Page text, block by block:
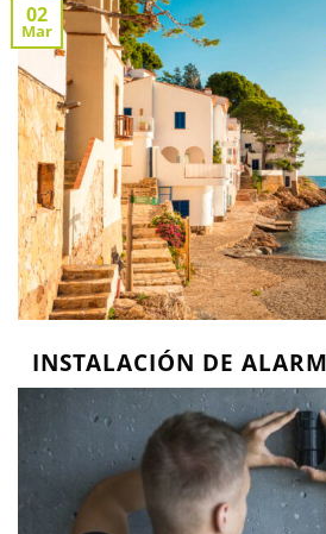
02
Mar
INSTALACIÓN DE